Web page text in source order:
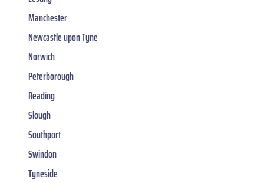
Manchester
Newcastle upon Tyne
Norwich
Peterborough
Reading
Slough
Southport
Swindon
Tyneside